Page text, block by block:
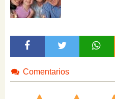
Comentarios